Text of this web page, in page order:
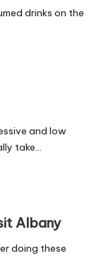
drinks on the
and low
take…
Albany
doing these